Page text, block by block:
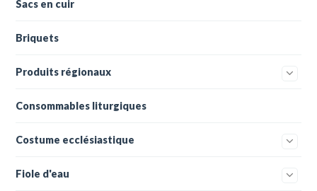
Sacs en cuir
Briquets
Produits régionaux
Consommables liturgiques
Costume ecclésiastique
Fiole d'eau